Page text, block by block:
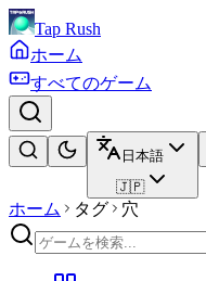
Tap Rush
ホーム
すべてのゲーム
日本語
🇯🇵
ホーム タグ 穴